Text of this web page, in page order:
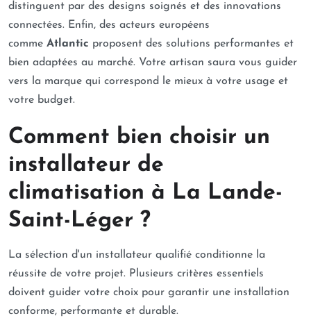
distinguent par des designs soignés et des innovations
connectées. Enfin, des acteurs européens
comme Atlantic proposent des solutions performantes et
bien adaptées au marché. Votre artisan saura vous guider
vers la marque qui correspond le mieux à votre usage et
votre budget.
Comment bien choisir un
installateur de
climatisation à La Lande-
Saint-Léger ?
La sélection d'un installateur qualifié conditionne la
réussite de votre projet. Plusieurs critères essentiels
doivent guider votre choix pour garantir une installation
conforme, performante et durable.